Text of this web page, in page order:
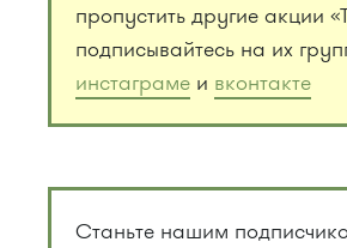
пропустить другие акции
подписывайтесь на их
инстаграме и вконтакте
Станьте нашим